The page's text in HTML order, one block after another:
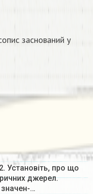
заснований у
про що
джерел.
значен-…